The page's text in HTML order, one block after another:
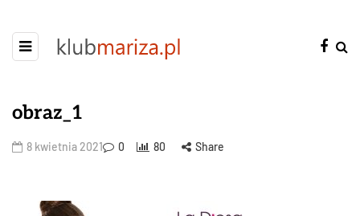
obraz_1
8 kwietnia 2021 0 80 Share